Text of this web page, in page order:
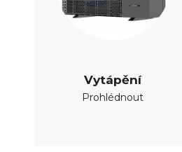
Vytápění
Prohlédnout